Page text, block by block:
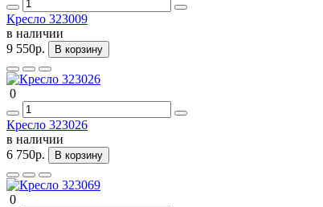
Кресло 323009
в наличии
9 550р.
В корзину
0
Кресло 323026
в наличии
6 750р.
В корзину
0